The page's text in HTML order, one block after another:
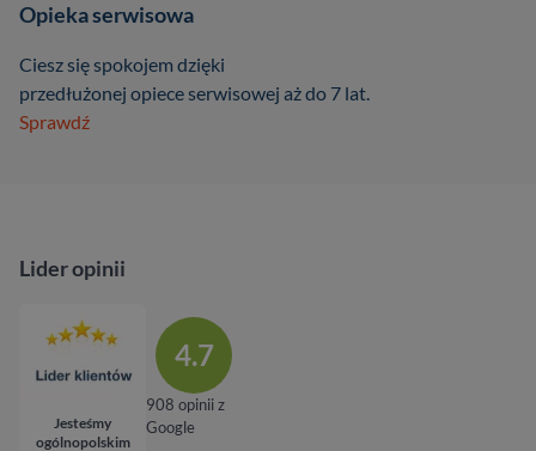
Opieka serwisowa
Ciesz się spokojem dzięki
przedłużonej opiece serwisowej aż do 7 lat.
Sprawdź
Lider opinii
Jesteśmy
ogólnopolskim
4.7
908 opinii z
Google